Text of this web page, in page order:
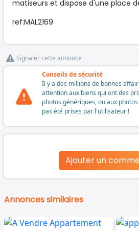
matiseurs et dispose d'une place
ref:MAL2169
Signaler cette annonce
Conseils de sécurité
Il y a des millions de bonnes
attention aux biens qui ont des
photos génériques, ou aux
pas été prises par l'utilisateur !
Ajouter un
Annonces similaires